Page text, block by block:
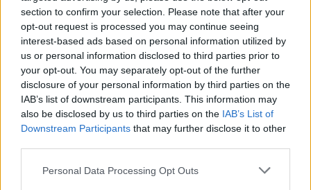
section to confirm your selection. Please note that after your
opt-out request is processed you may continue seeing
interest-based ads based on personal information utilized by
us or personal information disclosed to third parties prior to
your opt-out. You may separately opt-out of the further
disclosure of your personal information by third parties on the
IAB’s list of downstream participants. This information may
also be disclosed by us to third parties on the IAB’s List of
Downstream Participants that may further disclose it to other
Please note that this website/app uses one or more Google
Personal Data Processing Opt Outs
ΓΝΩΜΕΣ
ΠΕΝΥ ΡΟΝΤΟΓΙΑΝΝΗ
11/03/2026
Από την Περούτζια του 2000
στο σήμερα: Tο τρίτο
ευρωπαϊκό ραντεβού του